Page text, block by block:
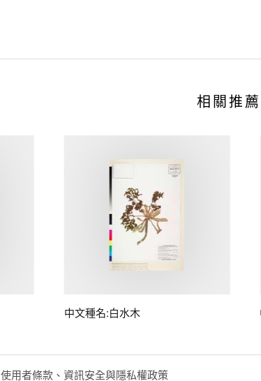
相關推
中文種名:白水木
使用者條款、資訊安全與隱私權政策